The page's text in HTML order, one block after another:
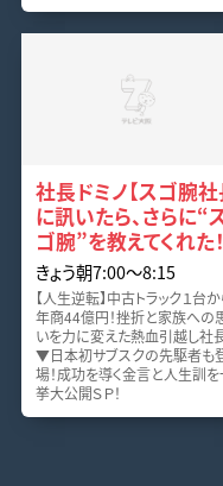
社長ドミノ【スゴ腕
に訊いたら、さらに“
ゴ腕”を教えてくれた！
きょう朝7:00〜8:15
【人生逆転】中古トラック１台か
年商44億円！挫折と家族への
いを力に変えた熱血引越し社
▼日本初サブスクの先駆者も
場！成功を導く金言と人生訓
挙大公開ＳＰ！